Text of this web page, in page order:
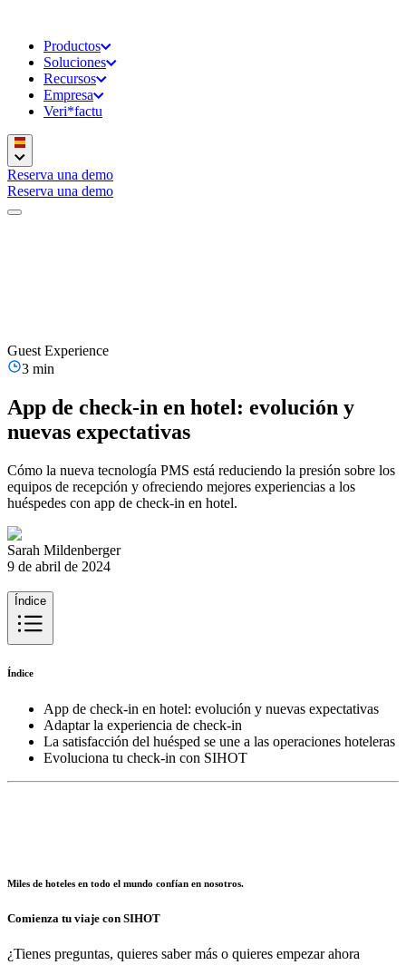
Productos
Soluciones
Recursos
Empresa
Veri*factu
Reserva una demo
Reserva una demo
Guest Experience
3 min
App de check-in en hotel: evolución y
nuevas expectativas
Cómo la nueva tecnología PMS está reduciendo la presión sobre los
equipos de recepción y ofreciendo mejores experiencias a los
huéspedes con app de check-in en hotel.
Sarah Mildenberger
9 de abril de 2024
Índice
Índice
App de check-in en hotel: evolución y nuevas expectativas
Adaptar la experiencia de check-in
La satisfacción del huésped se une a las operaciones hoteleras
Evoluciona tu check-in con SIHOT
Miles de hoteles en todo el mundo confían en nosotros.
Comienza tu viaje con SIHOT
¿Tienes preguntas, quieres saber más o quieres empezar ahora